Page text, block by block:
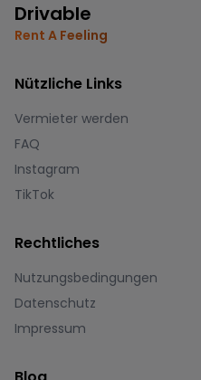
Drivable
Rent A Feeling
Nützliche Links
Vermieter werden
FAQ
Instagram
TikTok
Rechtliches
Nutzungsbedingungen
Datenschutz
Impressum